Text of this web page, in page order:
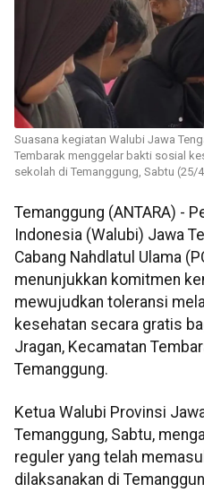
Suasana kegiatan Walubi Jawa
Tembarak menggelar bakti sosial
sekolah di Temanggung, Sabtu (25/
Temanggung (ANTARA) -
Indonesia (Walubi) Jawa
Cabang Nahdlatul Ulama
menunjukkan komitmen
mewujudkan toleransi
kesehatan secara gratis
Jragan, Kecamatan
Temanggung.
Ketua Walubi Provinsi
Temanggung, Sabtu,
reguler yang telah
dilaksanakan di